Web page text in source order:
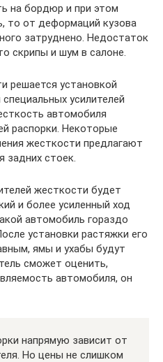
на бордюр и при этом
то от деформаций кузова
затруднено. Недостаток
скрипы и шум в салоне.
решается установкой
усилителей
автомобиля
распорки. Некоторые
жесткости предлагают
задних стоек.
жесткости будет
и более усиленный ход
автомобиль гораздо
установки растяжки его
ямы и ухабы будут
сможет оценить,
автомобиля, он
напрямую зависит от
Но цены не слишком